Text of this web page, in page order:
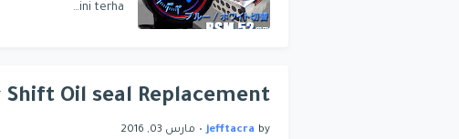
ini terha…
Shift Oil seal Replacement
by
jefftacra
• مارس 03, 2016